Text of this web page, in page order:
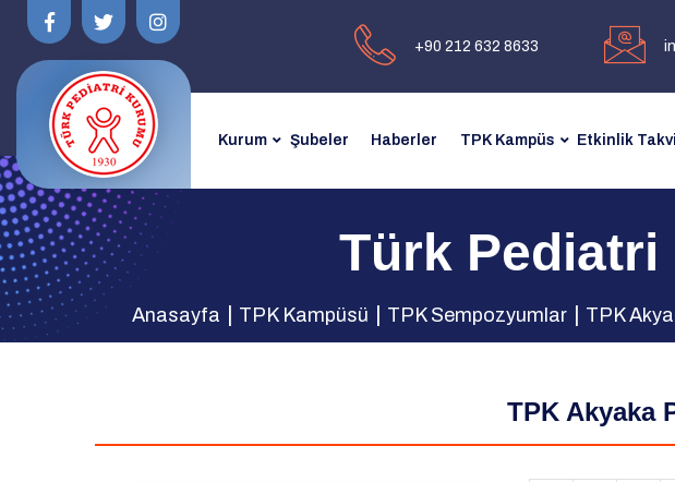
+90 212 632 8633
Kurum Şubeler Haberler TPK Kampüs Etkinlik
Türk
Anasayfa TPK Kampüsü TPK Sempozyumlar TPK
TPK Akyaka